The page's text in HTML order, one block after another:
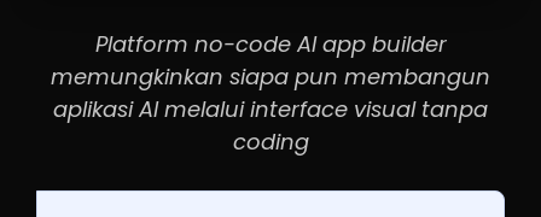
Platform no-code AI app builder
memungkinkan siapa pun membangun
aplikasi AI melalui interface visual tanpa
coding